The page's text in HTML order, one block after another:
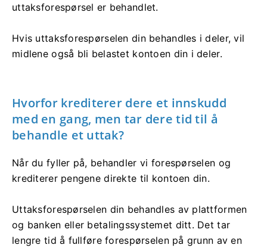
uttaksforespørsel er behandlet.
Hvis uttaksforespørselen din behandles i deler, vil
midlene også bli belastet kontoen din i deler.
Hvorfor krediterer dere et innskudd
med en gang, men tar dere tid til å
behandle et uttak?
Når du fyller på, behandler vi forespørselen og
krediterer pengene direkte til kontoen din.
Uttaksforespørselen din behandles av plattformen
og banken eller betalingssystemet ditt. Det tar
lengre tid å fullføre forespørselen på grunn av en